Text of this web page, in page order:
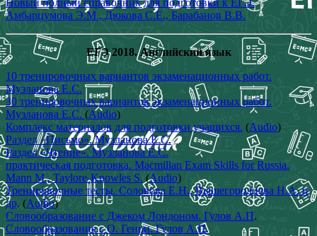
Новый полный справочник для подготовки к ЕГЭ.
Амбарцумова Э.М., Дюкова С.Е., Барабанов В.В.
ЕГЭ 2018. Английский язык
10 тренировочных вариантов экзаменационных работ.
Музланова Е.С.
30 тренировочных вариантов экзаменационных работ.
Музланова Е.С. (Audio)
Комплекс материалов для подготовки учащихся. (Audio)
Раздел «Письмо». Музланова Е.С.
Раздел «Чтение». Музланова Е.С.
практическая подготовка. Macmillan Exam Skills for Russia.
Mann M., Taylore-Knowles S.(Audio)
Тренировочные тесты. Соловова Е.Н., Вышегородцева Н.А. и
др. (Audio)
Словообразование с Джеком Лондоном. Гулов А.П.
Словообразование с О. Генри. Гулов А.П.